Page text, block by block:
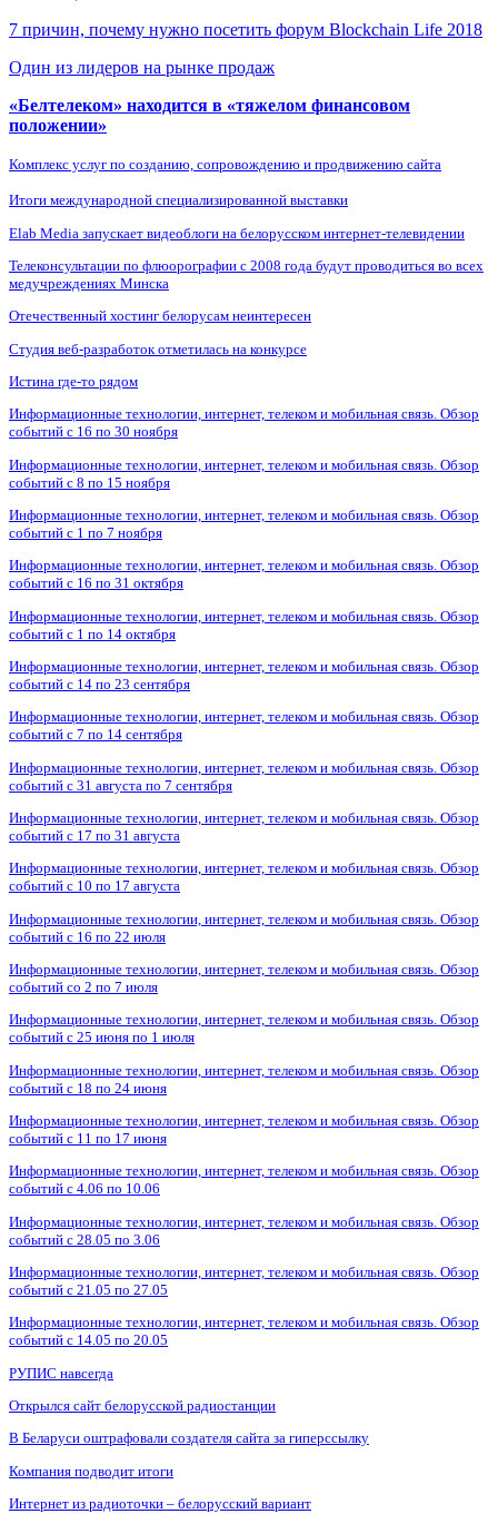
7 причин, почему нужно посетить форум Blockchain Life 2018
Один из лидеров на рынке продаж
«Белтелеком» находится в «тяжелом финансовом
положении»
Комплекс услуг по созданию, сопровождению и продвижению сайта
Итоги международной специализированной выставки
Elab Media запускает видеоблоги на белорусском интернет-телевидении
Телеконсультации по флюорографии с 2008 года будут проводиться во всех
медучреждениях Минска
Отечественный хостинг белорусам неинтересен
Студия веб-разработок отметилась на конкурсе
Истина где-то рядом
Информационные технологии, интернет, телеком и мобильная связь. Обзор
событий с 16 по 30 ноября
Информационные технологии, интернет, телеком и мобильная связь. Обзор
событий с 8 по 15 ноября
Информационные технологии, интернет, телеком и мобильная связь. Обзор
событий с 1 по 7 ноября
Информационные технологии, интернет, телеком и мобильная связь. Обзор
событий с 16 по 31 октября
Информационные технологии, интернет, телеком и мобильная связь. Обзор
событий с 1 по 14 октября
Информационные технологии, интернет, телеком и мобильная связь. Обзор
событий с 14 по 23 сентября
Информационные технологии, интернет, телеком и мобильная связь. Обзор
событий с 7 по 14 сентября
Информационные технологии, интернет, телеком и мобильная связь. Обзор
событий с 31 августа по 7 сентября
Информационные технологии, интернет, телеком и мобильная связь. Обзор
событий с 17 по 31 августа
Информационные технологии, интернет, телеком и мобильная связь. Обзор
событий с 10 по 17 августа
Информационные технологии, интернет, телеком и мобильная связь. Обзор
событий с 16 по 22 июля
Информационные технологии, интернет, телеком и мобильная связь. Обзор
событий со 2 по 7 июля
Информационные технологии, интернет, телеком и мобильная связь. Обзор
событий с 25 июня по 1 июля
Информационные технологии, интернет, телеком и мобильная связь. Обзор
событий с 18 по 24 июня
Информационные технологии, интернет, телеком и мобильная связь. Обзор
событий с 11 по 17 июня
Информационные технологии, интернет, телеком и мобильная связь. Обзор
событий с 4.06 по 10.06
Информационные технологии, интернет, телеком и мобильная связь. Обзор
событий с 28.05 по 3.06
Информационные технологии, интернет, телеком и мобильная связь. Обзор
событий с 21.05 по 27.05
Информационные технологии, интернет, телеком и мобильная связь. Обзор
событий с 14.05 по 20.05
РУПИС навсегда
Открылся сайт белорусской радиостанции
В Беларуси оштрафовали создателя сайта за гиперссылку
Компания подводит итоги
Интернет из радиоточки – белорусский вариант